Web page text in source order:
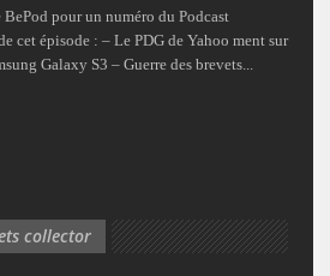
pour un numéro du Podcast
cet épisode : – Le PDG de Yahoo ment sur
Galaxy S3 – Guerre des brevets...
collector